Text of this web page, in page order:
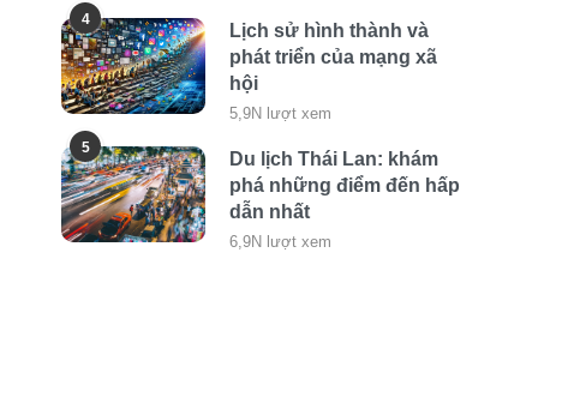
4
Lịch sử hình thành và
phát triển của mạng xã
hội
5,9N lượt xem
5
Du lịch Thái Lan: khám
phá những điểm đến hấp
dẫn nhất
6,9N lượt xem